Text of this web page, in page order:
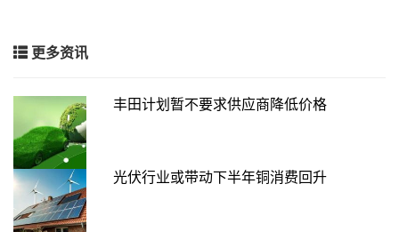
更多资讯
丰田计划暂不要求供应商降低价格
光伏行业或带动下半年铜消费回升